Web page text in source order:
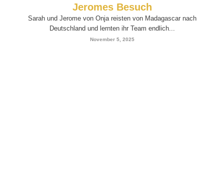
Jeromes Besuch
Sarah und Jerome von Onja reisten von Madagascar nach
Deutschland und lernten ihr Team endlich...
November 5, 2025